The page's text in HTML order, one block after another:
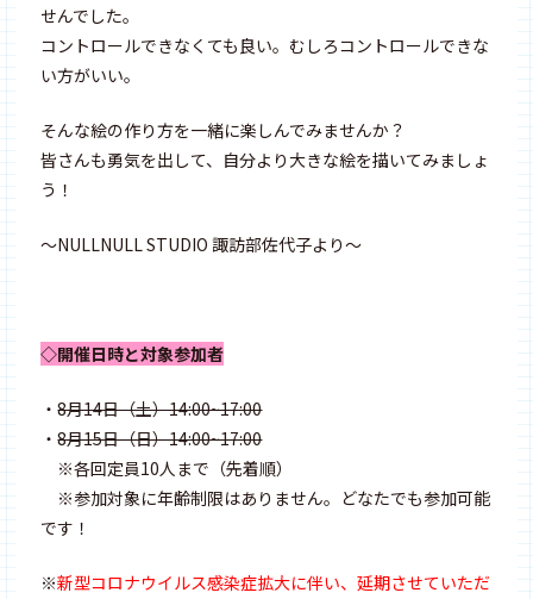
せんでした。
コントロールできなくても良い。むしろコントロールできな
い方がいい。
そんな絵の作り方を一緒に楽しんでみませんか？
皆さんも勇気を出して、自分より大きな絵を描いてみましょ
う！
〜NULLNULL STUDIO 諏訪部佐代子より〜
◇開催日時と対象参加者
・8月14日（土）14:00~17:00
・8月15日（日）14:00~17:00
※各回定員10人まで（先着順）
※参加対象に年齢制限はありません。どなたでも参加可能
です！
※新型コロナウイルス感染症拡大に伴い、延期させていただ